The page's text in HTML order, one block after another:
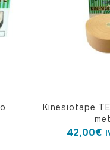
Kinesiotape
42,00€